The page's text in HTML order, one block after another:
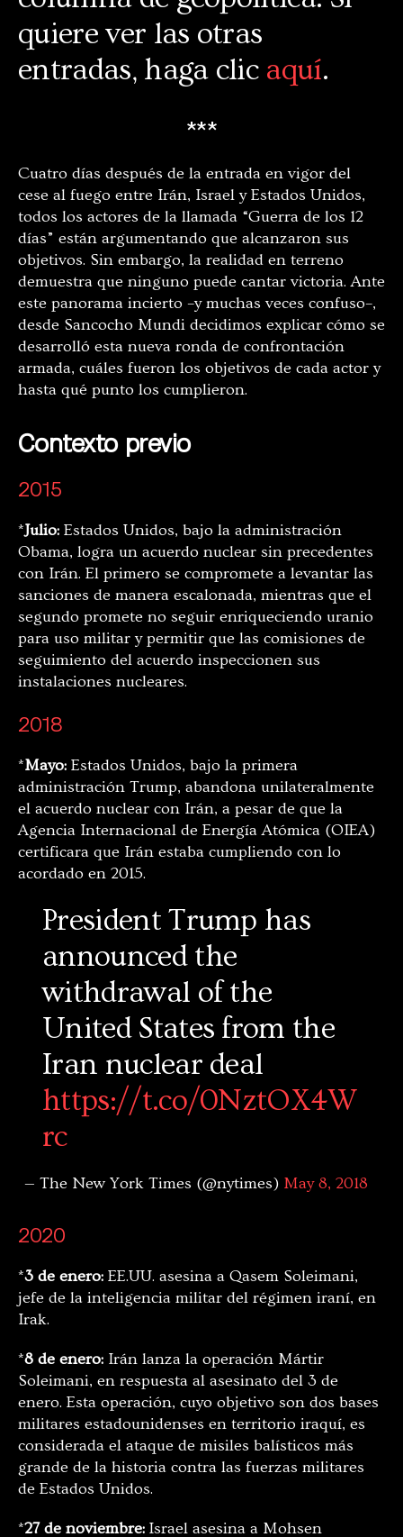
quiere ver las otras
entradas, haga clic aquí.
***
Cuatro días después de la entrada en vigor del
cese al fuego entre Irán, Israel y Estados Unidos,
todos los actores de la llamada “Guerra de los 12
días” están argumentando que alcanzaron sus
objetivos. Sin embargo, la realidad en terreno
demuestra que ninguno puede cantar victoria. Ante
este panorama incierto –y muchas veces confuso–,
desde Sancocho Mundi decidimos explicar cómo se
desarrolló esta nueva ronda de confrontación
armada, cuáles fueron los objetivos de cada actor y
hasta qué punto los cumplieron.
Contexto previo
2015
*Julio: Estados Unidos, bajo la administración
Obama, logra un acuerdo nuclear sin precedentes
con Irán. El primero se compromete a levantar las
sanciones de manera escalonada, mientras que el
segundo promete no seguir enriqueciendo uranio
para uso militar y permitir que las comisiones de
seguimiento del acuerdo inspeccionen sus
instalaciones nucleares.
2018
*Mayo: Estados Unidos, bajo la primera
administración Trump, abandona unilateralmente
el acuerdo nuclear con Irán, a pesar de que la
Agencia Internacional de Energía Atómica (OIEA)
certificara que Irán estaba cumpliendo con lo
acordado en 2015.
President Trump has
announced the
withdrawal of the
United States from the
Iran nuclear deal
https://t.co/0NztOX4W
rc
— The New York Times (@nytimes) May 8, 2018
2020
*3 de enero: EE.UU. asesina a Qasem Soleimani,
jefe de la inteligencia militar del régimen iraní, en
Irak.
*8 de enero: Irán lanza la operación Mártir
Soleimani, en respuesta al asesinato del 3 de
enero. Esta operación, cuyo objetivo son dos bases
militares estadounidenses en territorio iraquí, es
considerada el ataque de misiles balísticos más
grande de la historia contra las fuerzas militares
de Estados Unidos.
*27 de noviembre: Israel asesina a Mohsen